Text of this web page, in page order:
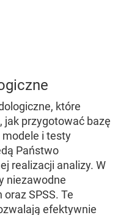
które
jak przygotować bazę
i testy
Państwo
realizacji analizy. W
niezawodne
SPSS. Te
efektywnie